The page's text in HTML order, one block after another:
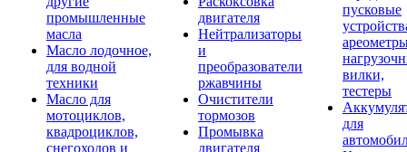
промышленные
масла
Масло лодочное,
для водной
техники
Масло для
мотоциклов,
квадроциклов,
снегоходов и
двигателя
Нейтрализаторы
и
преобразователи
ржавчины
Очистители
тормозов
Промывка
двигателя
пусковые
вилки,
тестеры
для